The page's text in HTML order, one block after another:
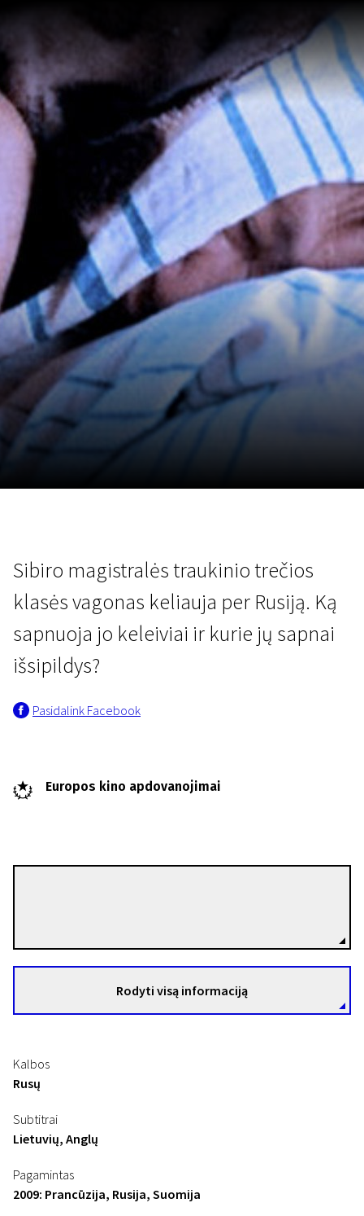
Sibiro magistralės traukinio trečios
klasės vagonas keliauja per Rusiją. Ką
sapnuoja jo keleiviai ir kurie jų sapnai
išsipildys?
Pasidalink Facebook
Europos kino apdovanojimai
Rodyti visą informaciją
Kalbos
Rusų
Subtitrai
Lietuvių, Anglų
Pagamintas
2009: Prancūzija, Rusija, Suomija